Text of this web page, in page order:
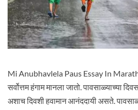
Mi Anubhavlela Paus Essay In Marathi
सर्वोत्तम हंगाम मानला जातो. पावसाळ्याच्या
अशाच दिवशी हवामान आनंददायी असते.